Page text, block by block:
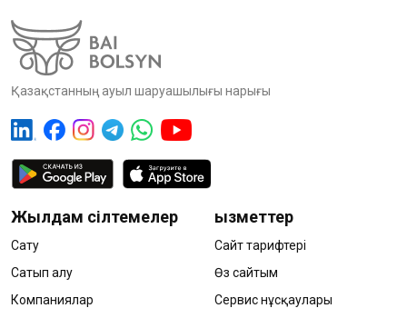
Қазақстанның ауыл шаруашылығы нарығы
Жылдам сілтемелер
Сату
Сатып алу
Компаниялар
Қызметтер
Сайт тарифтері
Өз сайтым
Сервис нұсқаулары